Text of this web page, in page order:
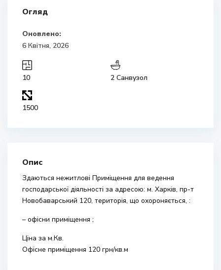
Огляд
Оновлено:
6 Квітня, 2026
10 2 Санвузол
1500
Опис
Здаються нежитлові Приміщення для ведення
господарської діяльності за адресою: м. Харків, пр-т
Новобаварський 120, територія, що охороняється, :
– офісни приміщення ;
Ціна за м.Кв.
Офісне приміщення 120 грн/кв.м